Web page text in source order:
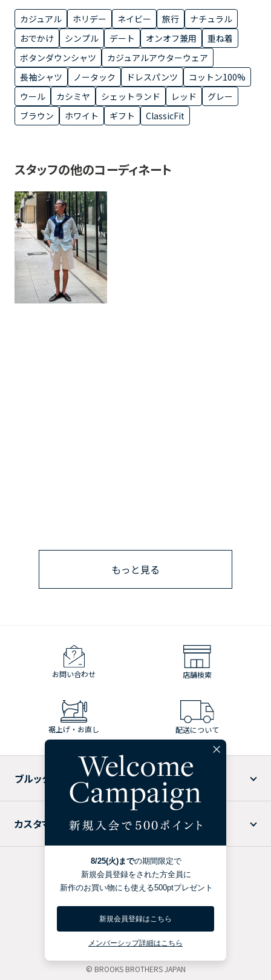
カジュアル ホリデー ネイビー 旅行
ナチュラル
おでかけ
シンプル デート オンオフ兼用
重ね着
ボタンダウンシャツ
カジュアルアウターウェア
長袖シャツ
ノータック ドレスパンツ
コットン100%
ウール
カシミヤ シェットランド レッド
グレー
ブラウン
ホワイト ギフト ClassicFit
スタッフの他のコーディネート
もっと見る
お問い合わせ 店舗検索
裾上げ・お直し 配送について
ブルックス ブラザーズについて
カスタマーサービス
特定商取引法に基づく表記
プライバシーポリシー 利用規約
© BROOKS BROTHERS JAPAN